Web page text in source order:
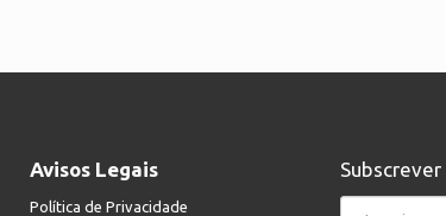
Avisos Legais
Política de Privacidade
Subscrever